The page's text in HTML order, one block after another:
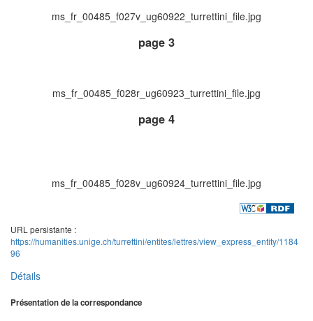
ms_fr_00485_f027v_ug60922_turrettini_file.jpg
page 3
ms_fr_00485_f028r_ug60923_turrettini_file.jpg
page 4
ms_fr_00485_f028v_ug60924_turrettini_file.jpg
URL persistante :
https://humanities.unige.ch/turrettini/entites/lettres/view_express_entity/1184
96
Détails
Présentation de la correspondance